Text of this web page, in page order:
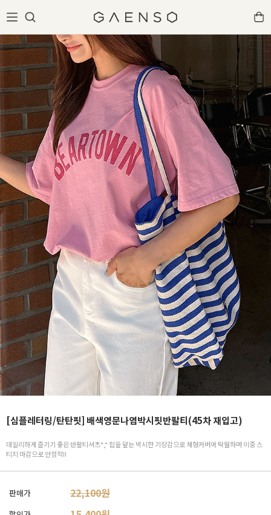
[심플레터링/탄탄핏] 배색영문나염박시핏반팔티(45차 재입고)
데일리하게 즐기기 좋은 반팔티셔츠*,* 힙을 덮는 박시한 기장감으로 체형커버에 탁월하며 이중 스
티치 마감으로 안정적!!
판매가 22,100원